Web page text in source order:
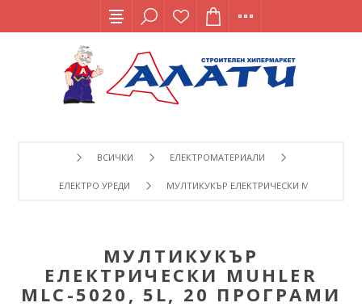
ВСИЧКИ ЕЛЕКТРОМАТЕРИАЛИ
ЕЛЕКТРО УРЕДИ МУЛТИКУКЪР ЕЛЕКТРИЧЕСКИ MUHLER
МУЛТИКУКЪР
ЕЛЕКТРИЧЕСКИ MUHLER
MLC-5020, 5L, 20 ПРОГРАМИ